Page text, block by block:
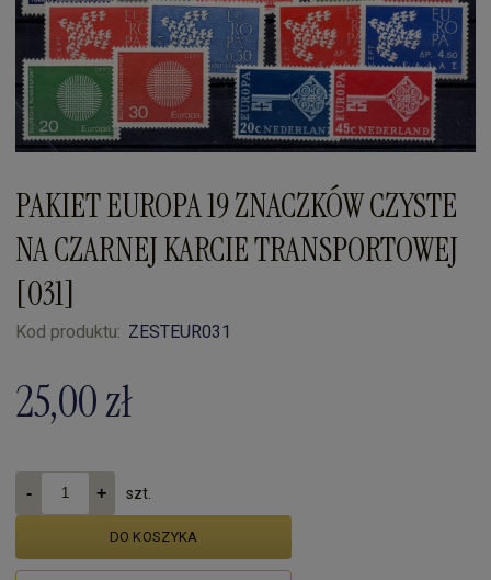
PAKIET EUROPA 19 ZNACZKÓW CZYSTE
NA CZARNEJ KARCIE TRANSPORTOWEJ
[031]
Kod produktu: ZESTEUR031
25,00 zł
szt.
DO KOSZYKA